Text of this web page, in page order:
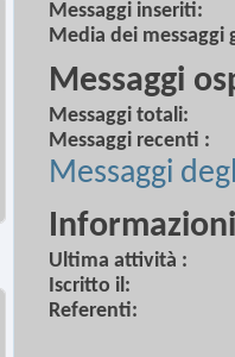
Messaggi inseriti
Media dei messaggi
Messaggi
Messaggi totali
Messaggi recenti
Messaggi
Ultima attività
Iscritto il
Referenti